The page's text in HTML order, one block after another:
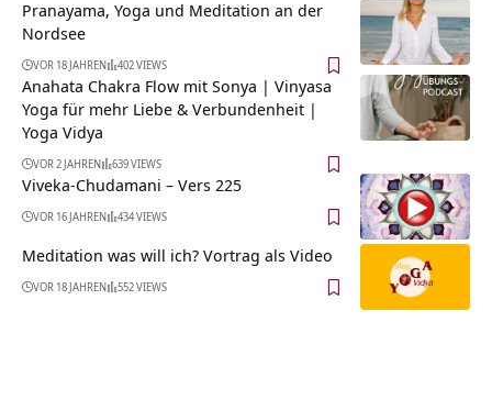
Pranayama, Yoga und Meditation an der
Nordsee
VOR 18 JAHREN 402 VIEWS
Anahata Chakra Flow mit Sonya | Vinyasa
Yoga für mehr Liebe & Verbundenheit |
Yoga Vidya
VOR 2 JAHREN 639 VIEWS
Viveka-Chudamani – Vers 225
VOR 16 JAHREN 434 VIEWS
Meditation was will ich? Vortrag als Video
VOR 18 JAHREN 552 VIEWS